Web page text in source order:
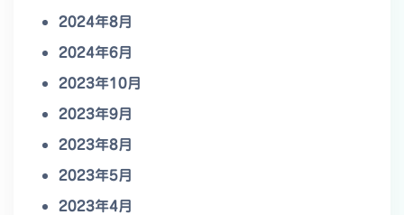
2024年8月
2024年6月
2023年10月
2023年9月
2023年8月
2023年5月
2023年4月